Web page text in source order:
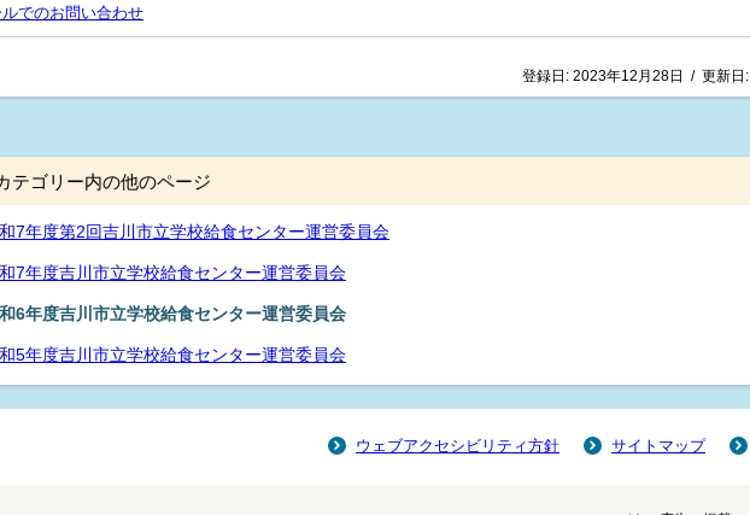
ルでのお問い合わせ
登録日: 2023年12月28日 / 更新日:
テゴリー内の他のページ
7年度第2回吉川市立学校給食センター運営委員会
7年度吉川市立学校給食センター運営委員会
6年度吉川市立学校給食センター運営委員会
5年度吉川市立学校給食センター運営委員会
ウェブアクセシビリティ方針 サイトマップ